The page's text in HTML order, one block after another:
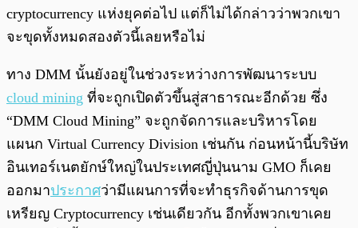
cryptocurrency แห่งยุคต่อไป แต่ก็ไม่ได้กล่าวว่าพวกเขา
จะขุดทั้งหมดสองตัวนี้เลยหรือไม่
ทาง DMM นั้นยังอยู่ในช่วงระหว่างการพัฒนาระบบ
cloud mining ที่จะถูกเปิดตัวขึ้นสู่สาธารณะอีกด้วย ซึ่ง
“DMM Cloud Mining” จะถูกจัดการและบริหารโดย
แผนก Virtual Currency Division เช่นกัน ก่อนหน้านี้บริษัท
อินเทอร์เนตยักษ์ใหญ่ในประเทศญี่ปุ่นนาม GMO ก็เคย
ออกมาประกาศว่ามีแผนการที่จะทำธุรกิจด้านการขุด
เหรียญ Cryptocurrency เช่นเดียวกัน อีกทั้งพวกเขาเคย